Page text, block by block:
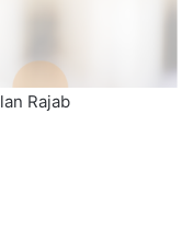
Rajab